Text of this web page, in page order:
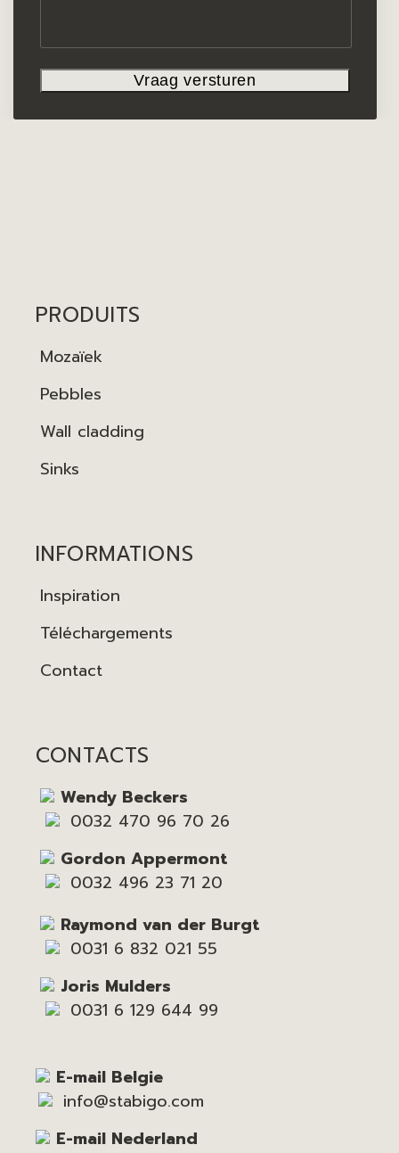
PRODUITS
Mozaïek
Pebbles
Wall cladding
Sinks
INFORMATIONS
Inspiration
Téléchargements
Contact
CONTACTS
Wendy Beckers
0032 470 96 70 26
Gordon Appermont
0032 496 23 71 20
Raymond van der Burgt
0031 6 832 021 55
Joris Mulders
0031 6 129 644 99
E-mail Belgie
info@stabigo.com
E-mail Nederland